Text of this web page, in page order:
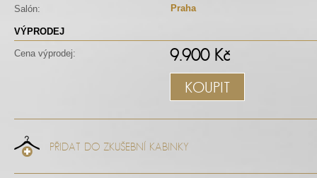
Salón:
Praha
VÝPRODEJ
Cena výprodej: 9.900 Kč
KOUPIT
PŘIDAT DO ZKUŠEBNÍ KABINKY